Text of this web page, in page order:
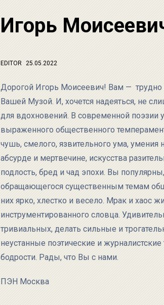
Игорь
EDITOR 25.05.2022
Дорогой Игорь Моисеевич! Вам — трудно
Вашей Музой. И, хочется надеяться, не
для вдохновений. В современной поэзии
выраженного общественного
чушь, смелого, язвительного ума,
абсурде и мертвечине, искусства
подлость, бред и чад эпохи. Вы
обращающегося существенным темам
них ярко, хлестко и весело. Мрак и хаос
инструментированного словца.
тривиальных, делать сильные и
неустанные поэтические и
бодрости. Рады, что Вы с нами.
ПЭН Москва